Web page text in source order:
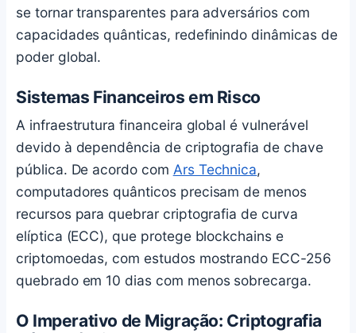
se tornar transparentes para adversários com
capacidades quânticas, redefinindo dinâmicas de
poder global.
Sistemas Financeiros em Risco
A infraestrutura financeira global é vulnerável
devido à dependência de criptografia de chave
pública. De acordo com Ars Technica,
computadores quânticos precisam de menos
recursos para quebrar criptografia de curva
elíptica (ECC), que protege blockchains e
criptomoedas, com estudos mostrando ECC-256
quebrado em 10 dias com menos sobrecarga.
O Imperativo de Migração: Criptografia